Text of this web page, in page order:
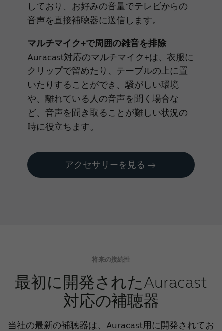
しており、お好みの音量でテレビからの
音声を直接補聴器に送信します。
マルチマイク+で周囲の雑音を排除
Auracast対応のマルチマイク+は、衣服に
クリップで留めたり、テーブルの上に置
いたりすることができ、騒がしい環境
や、離れている人の音声を聞く場合な
ど、音声を聞き取ることが難しい状況の
時に役立ちます。
アクセサリーを見る
将来の接続性
最初に開発されたAuracast
対応の補聴器
当社の最新の補聴器は、Auracast用に開発されてお